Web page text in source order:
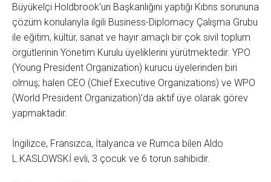
Büyükelçi Holdbrook'un Başkanlığını yaptığı Kıbrıs sorununa
çözüm konularıyla ilgili Business-Diplomacy Çalışma Grubu
ile eğitim, kültür, sanat ve hayır amaçlı bir çok sivil toplum
örgütlerinin Yönetim Kurulu üyeliklerini yürütmektedir. YPO
(Young President Organization) kurucu üyelerinden biri
olmuş; halen CEO (Chief Executive Organizations) ve WPO
(World President Organization)'da aktif üye olarak görev
yapmaktadır.
İngilizce, Fransızca, İtalyanca ve Rumca bilen Aldo
L.KASLOWSKİ evli, 3 çocuk ve 6 torun sahibidir.